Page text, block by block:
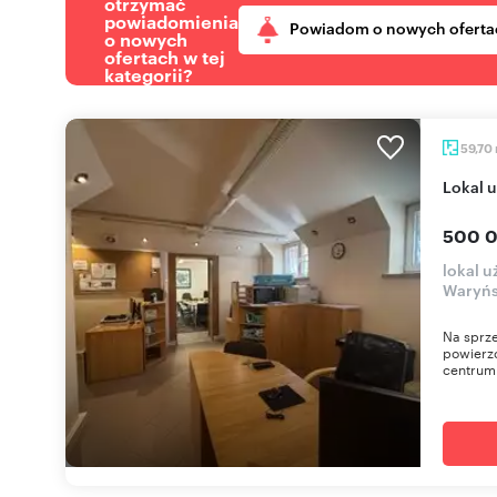
powiadomienia
o nowych
ofertach w tej
kategorii?
Powiadom o nowych
59,70
Lokal
500
lokal
Na